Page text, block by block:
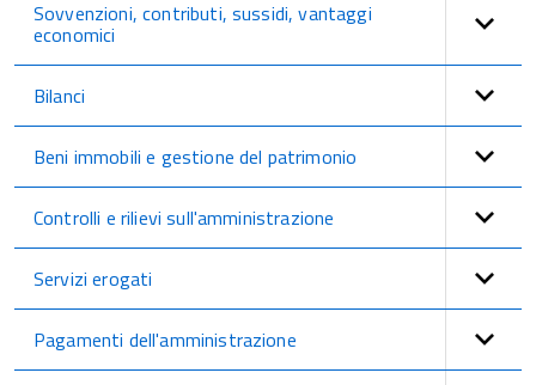
Sovvenzioni, contributi, sussidi, vantaggi
economici
Bilanci
Beni immobili e gestione del patrimonio
Controlli e rilievi sull'amministrazione
Servizi erogati
Pagamenti dell'amministrazione